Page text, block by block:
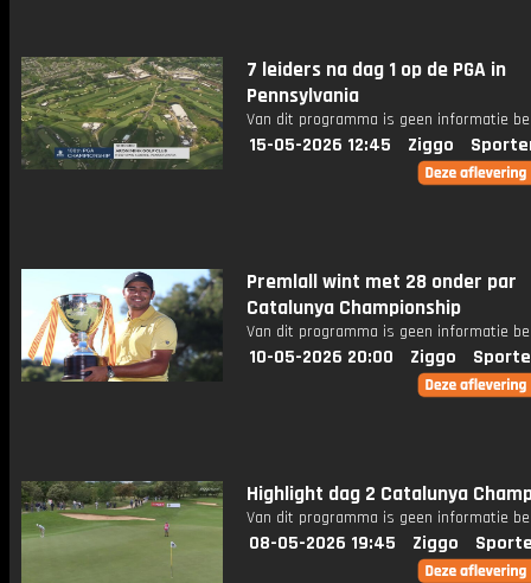
7 leiders na dag 1 op de PGA in
Pennsylvania
Van dit programma is geen informatie
15-05-2026 12:45 Ziggo
Premlall wint met 28 onder par
Catalunya Championship
Van dit programma is geen informatie
10-05-2026 20:00 Ziggo
Highlight dag 2 Catalunya
Van dit programma is geen informatie
08-05-2026 19:45 Ziggo